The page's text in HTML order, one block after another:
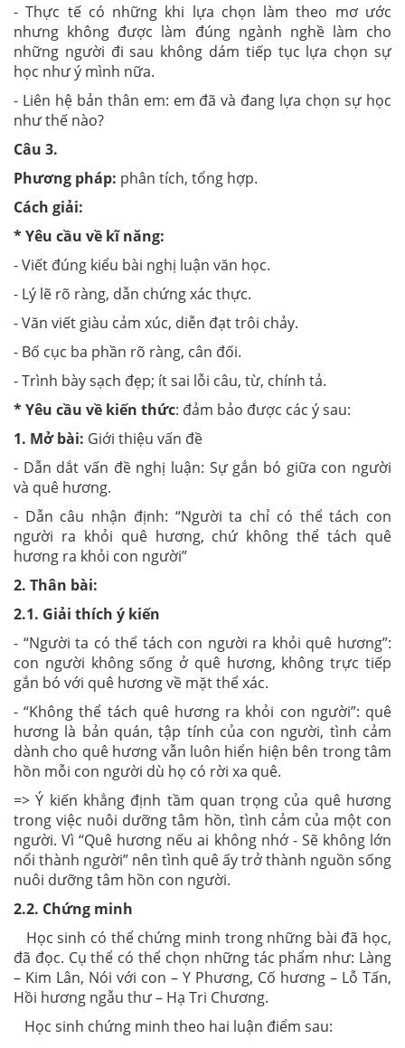
- Thực tế có những khi lựa chọn làm theo mơ ước
nhưng không được làm đúng ngành nghề làm cho
những người đi sau không dám tiếp tục lựa chọn sự
học như ý mình nữa.
- Liên hệ bản thân em: em đã và đang lựa chọn sự học
như thế nào?
Câu 3.
Phương pháp: phân tích, tổng hợp.
Cách giải:
* Yêu cầu về kĩ năng:
- Viết đúng kiểu bài nghị luận văn học.
- Lý lẽ rõ ràng, dẫn chứng xác thực.
- Văn viết giàu cảm xúc, diễn đạt trôi chảy.
- Bố cục ba phần rõ ràng, cân đối.
- Trình bày sạch đẹp; ít sai lỗi câu, từ, chính tả.
* Yêu cầu về kiến thức: đảm bảo được các ý sau:
1. Mở bài: Giới thiệu vấn đề
- Dẫn dắt vấn đề nghị luận: Sự gắn bó giữa con người
và quê hương.
- Dẫn câu nhận định: “Người ta chỉ có thể tách con
người ra khỏi quê hương, chứ không thể tách quê
hương ra khỏi con người”
2. Thân bài:
2.1. Giải thích ý kiến
- “Người ta có thể tách con người ra khỏi quê hương”:
con người không sống ở quê hương, không trực tiếp
gắn bó với quê hương về mặt thể xác.
- “Không thể tách quê hương ra khỏi con người”: quê
hương là bản quán, tập tính của con người, tình cảm
dành cho quê hương vẫn luôn hiển hiện bên trong tâm
hồn mỗi con người dù họ có rời xa quê.
=> Ý kiến khẳng định tầm quan trọng của quê hương
trong việc nuôi dưỡng tâm hồn, tình cảm của một con
người. Vì “Quê hương nếu ai không nhớ - Sẽ không lớn
nổi thành người” nên tình quê ấy trở thành nguồn sống
nuôi dưỡng tâm hồn con người.
2.2. Chứng minh
Học sinh có thể chứng minh trong những bài đã học,
đã đọc. Cụ thể có thể chọn những tác phẩm như: Làng
– Kim Lân, Nói với con – Y Phương, Cố hương – Lỗ Tấn,
Hồi hương ngẫu thư – Hạ Tri Chương.
Học sinh chứng minh theo hai luận điểm sau: